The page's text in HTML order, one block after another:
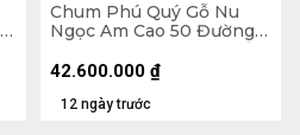
Chum Phú Quý Gỗ Nu
Ngọc Am Cao 50 Đường
Kính 30 (cm) - Luôn Đế
54 (cm)
12 ngày trước
42.600.000 ₫